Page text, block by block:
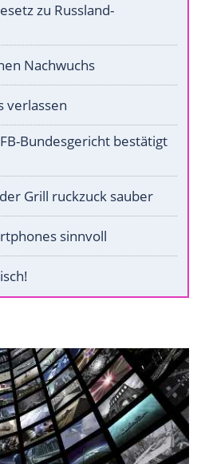
zu Russland-
Nachwuchs
verlassen
Bundesgericht bestätigt
Grill ruckzuck sauber
sinnvoll